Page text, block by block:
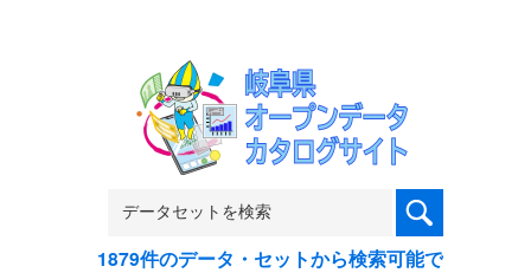
1879件のデータ・セットから検索可能で